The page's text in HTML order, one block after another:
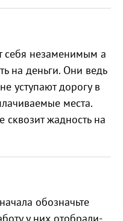
себя незаменимым а
на деньги. Они ведь
уступают дорогу в
места.
сквозит жадность на
обозначьте